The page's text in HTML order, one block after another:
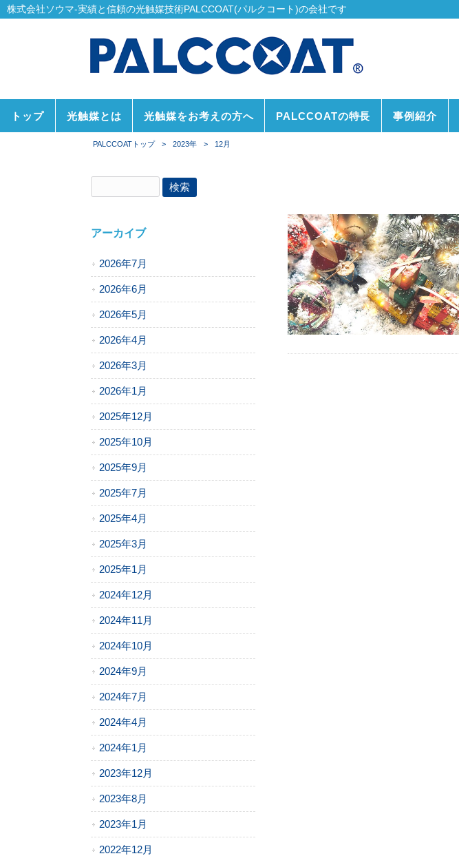
株式会社ソウマ-実績と信頼の光触媒技術PALCCOAT(パルクコート)の会社です
トップ 光触媒とは 光触媒をお考えの方へ PALCCOATの特長 事例紹介
PALCCOATトップ > 2023年 > 12月
アーカイブ
2026年7月
2026年6月
2026年5月
2026年4月
2026年3月
2026年1月
2025年12月
2025年10月
2025年9月
2025年7月
2025年4月
2025年3月
2025年1月
2024年12月
2024年11月
2024年10月
2024年9月
2024年7月
2024年4月
2024年1月
2023年12月
2023年8月
2023年1月
2022年12月